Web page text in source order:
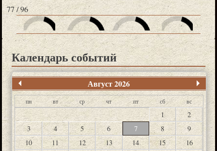
77 / 96
Календарь событий
Август 2026
пн вт ср чт пт сб вс
1
2
3
4 5 6 7 8
9
10
11 12 13 14 15
16